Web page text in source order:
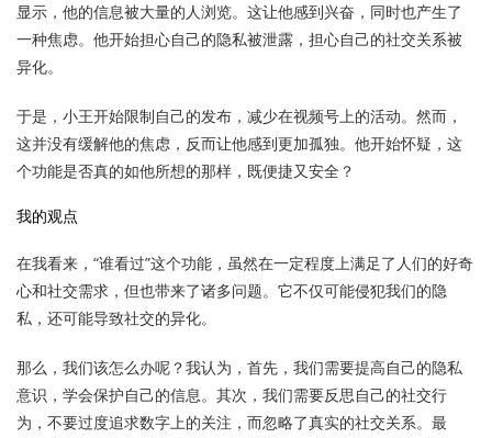
显示，他的信息被大量的人浏览。这让他感到兴奋，同时也产生了
一种焦虑。他开始担心自己的隐私被泄露，担心自己的社交关系被
异化。
于是，小王开始限制自己的发布，减少在视频号上的活动。然而，
这并没有缓解他的焦虑，反而让他感到更加孤独。他开始怀疑，这
个功能是否真的如他所想的那样，既便捷又安全？
我的观点
在我看来，“谁看过”这个功能，虽然在一定程度上满足了人们的好奇
心和社交需求，但也带来了诸多问题。它不仅可能侵犯我们的隐
私，还可能导致社交的异化。
那么，我们该怎么办呢？我认为，首先，我们需要提高自己的隐私
意识，学会保护自己的信息。其次，我们需要反思自己的社交行
为，不要过度追求数字上的关注，而忽略了真实的社交关系。最